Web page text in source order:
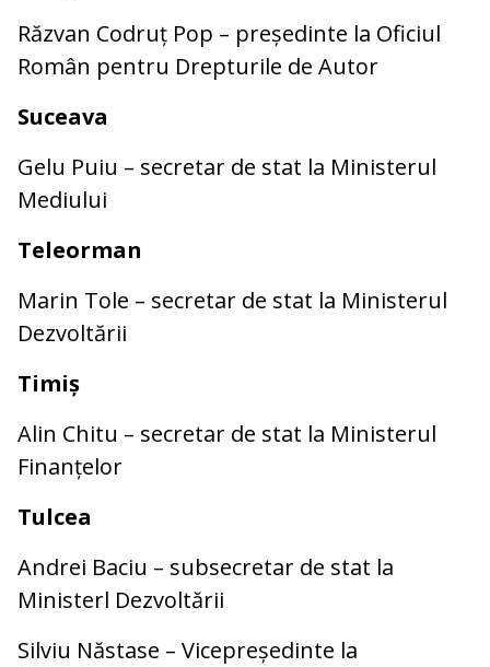
Răzvan Codruț Pop – președinte la Oficiul
Român pentru Drepturile de Autor
Suceava
Gelu Puiu – secretar de stat la Ministerul
Mediului
Teleorman
Marin Tole – secretar de stat la Ministerul
Dezvoltării
Timiș
Alin Chitu – secretar de stat la Ministerul
Finanțelor
Tulcea
Andrei Baciu – subsecretar de stat la
Ministerl Dezvoltării
Silviu Năstase – Vicepreședinte la